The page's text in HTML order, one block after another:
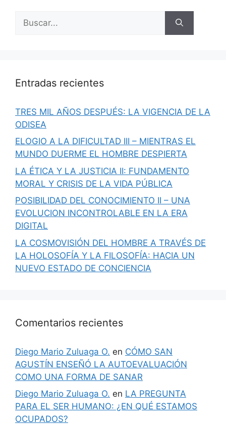
Entradas recientes
TRES MIL AÑOS DESPUÉS: LA VIGENCIA DE LA
ODISEA
ELOGIO A LA DIFICULTAD III – MIENTRAS EL
MUNDO DUERME EL HOMBRE DESPIERTA
LA ÉTICA Y LA JUSTICIA II: FUNDAMENTO
MORAL Y CRISIS DE LA VIDA PÚBLICA
POSIBILIDAD DEL CONOCIMIENTO II – UNA
EVOLUCION INCONTROLABLE EN LA ERA
DIGITAL
LA COSMOVISIÓN DEL HOMBRE A TRAVÉS DE
LA HOLOSOFÍA Y LA FILOSOFÍA: HACIA UN
NUEVO ESTADO DE CONCIENCIA
Comentarios recientes
Diego Mario Zuluaga O. en CÓMO SAN
AGUSTÍN ENSEÑÓ LA AUTOEVALUACIÓN
COMO UNA FORMA DE SANAR
Diego Mario Zuluaga O. en LA PREGUNTA
PARA EL SER HUMANO: ¿EN QUÉ ESTAMOS
OCUPADOS?